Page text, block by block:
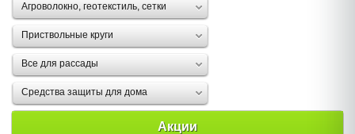
Агроволокно, геотекстиль, сетки
Приствольные круги
Все для рассады
Средства защиты для дома
Акции